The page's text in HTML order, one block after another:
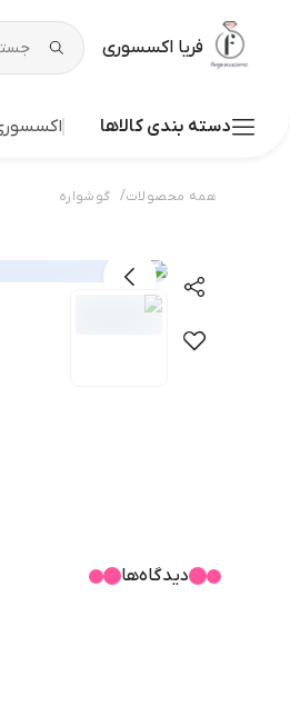
فریا اکسسوری
دسته بندی کالاها
همه محصولات/ گوشواره
دیدگاه‌ها